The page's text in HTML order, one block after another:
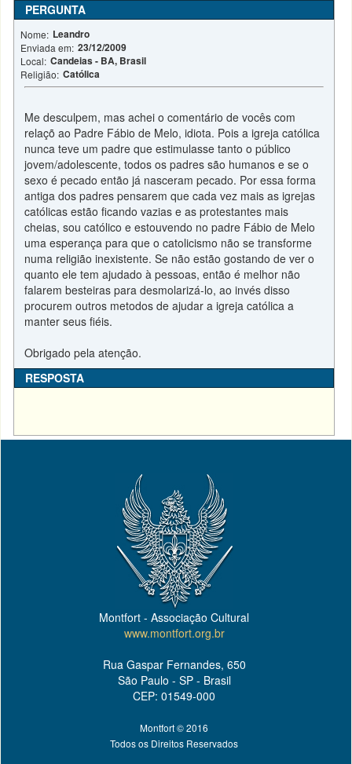
PERGUNTA
Nome: Leandro
Enviada em: 23/12/2009
Local: Candeias - BA, Brasil
Religião: Católica
Me desculpem, mas achei o comentário de vocês com
relaçõ ao Padre Fábio de Melo, idiota. Pois a igreja católica
nunca teve um padre que estimulasse tanto o público
jovem/adolescente, todos os padres são humanos e se o
sexo é pecado então já nasceram pecado. Por essa forma
antiga dos padres pensarem que cada vez mais as igrejas
católicas estão ficando vazias e as protestantes mais
cheias, sou católico e estouvendo no padre Fábio de Melo
uma esperança para que o catolicismo não se transforme
numa religião inexistente. Se não estão gostando de ver o
quanto ele tem ajudado à pessoas, então é melhor não
falarem besteiras para desmolarizá-lo, ao invés disso
procurem outros metodos de ajudar a igreja católica a
manter seus fiéis.
Obrigado pela atenção.
RESPOSTA
Montfort - Associação Cultural
www.montfort.org.br
Rua Gaspar Fernandes, 650
São Paulo - SP - Brasil
CEP: 01549-000
Montfort © 2016
Todos os Direitos Reservados